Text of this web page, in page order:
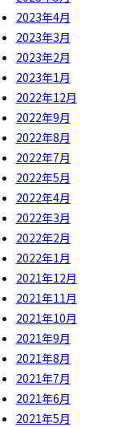
2023年4月
2023年3月
2023年2月
2023年1月
2022年12月
2022年9月
2022年8月
2022年7月
2022年5月
2022年4月
2022年3月
2022年2月
2022年1月
2021年12月
2021年11月
2021年10月
2021年9月
2021年8月
2021年7月
2021年6月
2021年5月